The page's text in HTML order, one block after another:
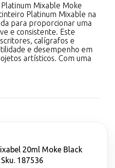
Mixable Moke
Platinum Mixable na
para proporcionar uma
e consistente. Este
calígrafos e
e desempenho em
artísticos. Com uma
20ml Moke Black
187536